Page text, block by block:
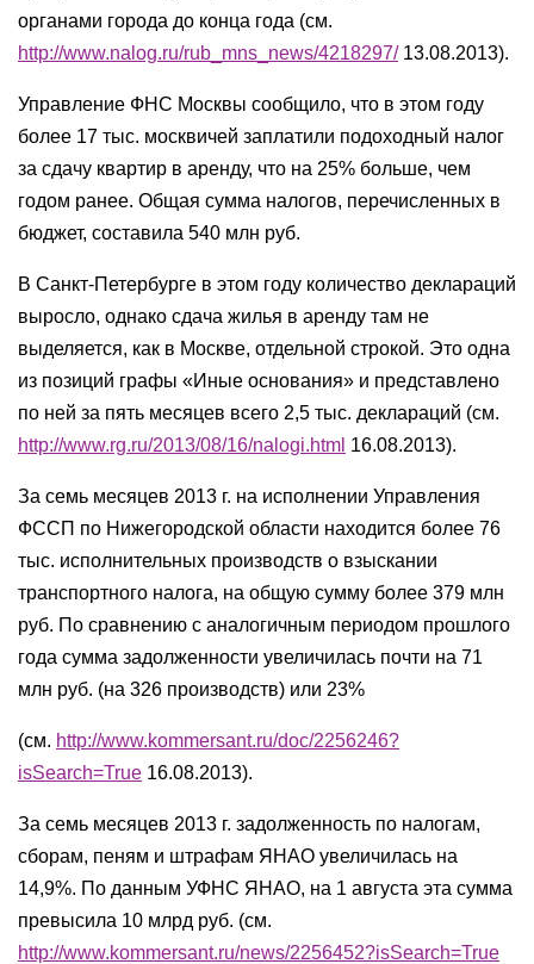
органами города до конца года (см.
http://www.nalog.ru/rub_mns_news/4218297/13.08.2013).
Управление ФНС Москвы сообщило, что в этом году
более 17 тыс. москвичей заплатили подоходный налог
за сдачу квартир в аренду, что на 25% больше, чем
годом ранее. Общая сумма налогов, перечисленных в
бюджет, составила 540 млн руб.
В Санкт-Петербурге в этом году количество деклараций
выросло, однако сдача жилья в аренду там не
выделяется, как в Москве, отдельной строкой. Это одна
из позиций графы «Иные основания» и представлено
по ней за пять месяцев всего 2,5 тыс. деклараций (см.
http://www.rg.ru/2013/08/16/nalogi.html 16.08.2013).
За семь месяцев 2013 г. на исполнении Управления
ФССП по Нижегородской области находится более 76
тыс. исполнительных производств о взыскании
транспортного налога, на общую сумму более 379 млн
руб. По сравнению с аналогичным периодом прошлого
года сумма задолженности увеличилась почти на 71
млн руб. (на 326 производств) или 23%
(см. http://www.kommersant.ru/doc/2256246?
isSearch=True 16.08.2013).
За семь месяцев 2013 г. задолженность по налогам,
сборам, пеням и штрафам ЯНАО увеличилась на
14,9%. По данным УФНС ЯНАО, на 1 августа эта сумма
превысила 10 млрд руб. (см.
http://www.kommersant.ru/news/2256452?isSearch=True